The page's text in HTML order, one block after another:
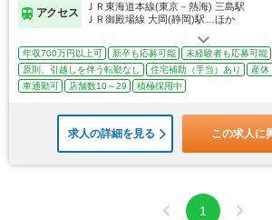
アクセス
ＪＲ東海道本線(東京－熱海) 三島駅
ＪＲ御殿場線 大岡(静岡)駅…ほか
年収700万円以上可 新卒も応募可能
未経験者も応募可能
原則、引越しを伴う転勤なし
住宅補助（手当）あり
産休
車通勤可
店舗数10～29 積極採用中
求人の詳細を見る この求人に
1